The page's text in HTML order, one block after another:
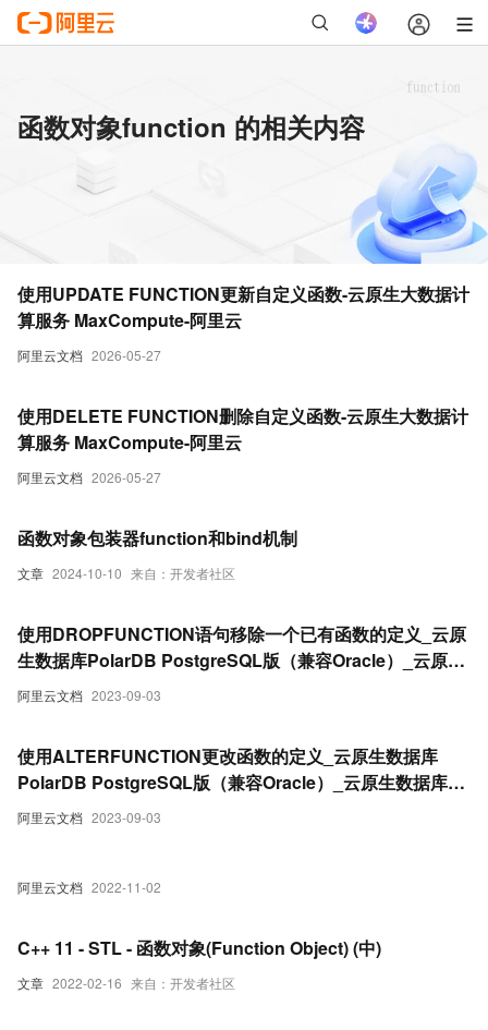
函数对象function 的相关内容
阿里云文档 2026-05-27
使用UPDATE FUNCTION更新自定义函数-云原生大数据计
算服务 MaxCompute-阿里云
阿里云文档 2026-05-27
使用DELETE FUNCTION删除自定义函数-云原生大数据计
算服务 MaxCompute-阿里云
文章 2024-10-10 来自：开发者社区
函数对象包装器function和bind机制
阿里云文档 2023-09-03
使用DROPFUNCTION语句移除一个已有函数的定义_云原
生数据库PolarDB PostgreSQL版（兼容Oracle）_云原生
数据库 PolarDB(PolarDB)
阿里云文档 2023-09-03
使用ALTERFUNCTION更改函数的定义_云原生数据库
PolarDB PostgreSQL版（兼容Oracle）_云原生数据库
PolarDB(PolarDB)
阿里云文档 2022-11-02
文章 2022-02-16 来自：开发者社区
C++ 11 - STL - 函数对象(Function Object) (中)